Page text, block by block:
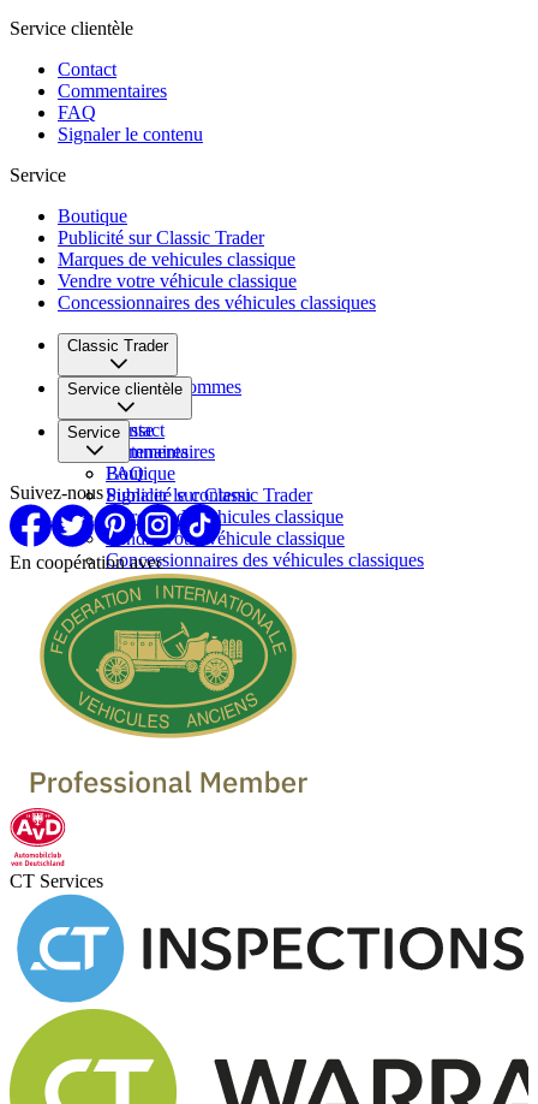
Service clientèle
Contact
Commentaires
FAQ
Signaler le contenu
Service
Boutique
Publicité sur Classic Trader
Marques de vehicules classique
Vendre votre véhicule classique
Concessionnaires des véhicules classiques
Classic Trader
Qui nous sommes
Carrière
Presse
Partenaires
Service clientèle
Contact
Commentaires
FAQ
Signaler le contenu
Service
Boutique
Publicité sur Classic Trader
Marques de vehicules classique
Vendre votre véhicule classique
Concessionnaires des véhicules classiques
Suivez-nous
En coopération avec
CT Services